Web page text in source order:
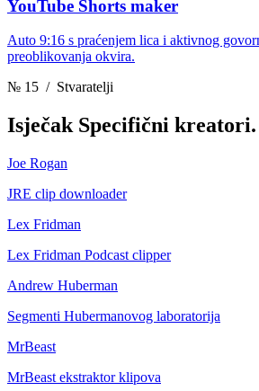
YouTube Shorts maker
Auto 9:16 s praćenjem lica i aktivnog
preoblikovanja okvira.
№ 15 / Stvaratelji
Isječak Specifični kreatori.
Joe Rogan
JRE clip downloader
Lex Fridman
Lex Fridman Podcast clipper
Andrew Huberman
Segmenti Hubermanovog laboratorija
MrBeast
MrBeast ekstraktor klipova